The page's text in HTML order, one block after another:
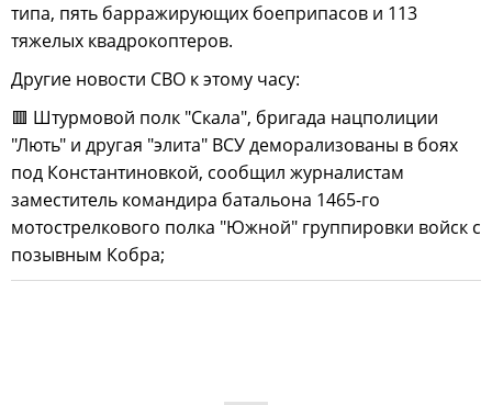
типа, пять барражирующих боеприпасов и 113
тяжелых квадрокоптеров.
Другие новости СВО к этому часу:
🟥 Штурмовой полк "Скала", бригада нацполиции
"Лють" и другая "элита" ВСУ деморализованы в боях
под Константиновкой, сообщил журналистам
заместитель командира батальона 1465-го
мотострелкового полка "Южной" группировки войск с
позывным Кобра;